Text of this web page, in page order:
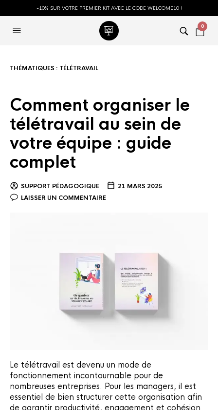
-10% SUR VOTRE PREMIER KIT AVEC LE CODE WELCOME10 !
0
THÉMATIQUES : TÉLÉTRAVAIL
Comment organiser le
télétravail au sein de
votre équipe : guide
complet
SUPPORT PÉDAGOGIQUE
21 MARS 2025
LAISSER UN COMMENTAIRE
Le télétravail est devenu un mode de
fonctionnement incontournable pour de
nombreuses entreprises. Pour les managers, il est
essentiel de bien structurer cette organisation afin
de garantir productivité, engagement et cohésion